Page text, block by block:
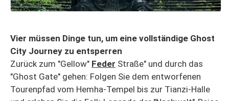
Vier müssen Dinge tun, um eine vollständige Ghost
City Journey zu entsperren
Zurück zum "Gellow" Feder Straße" und durch das
"Ghost Gate" gehen: Folgen Sie dem entworfenen
Tourenpfad vom Hemha-Tempel bis zur Tianzi-Halle